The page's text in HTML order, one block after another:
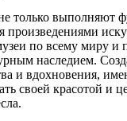
только выполняют
произведениями
по всему миру и
наследием.
и вдохновения,
своей красотой и